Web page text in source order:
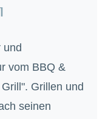
und
vom BBQ &
Grillen und
seinen